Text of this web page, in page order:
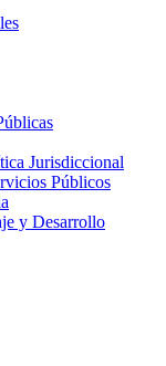
Jurisdiccional
Públicos
y Desarrollo